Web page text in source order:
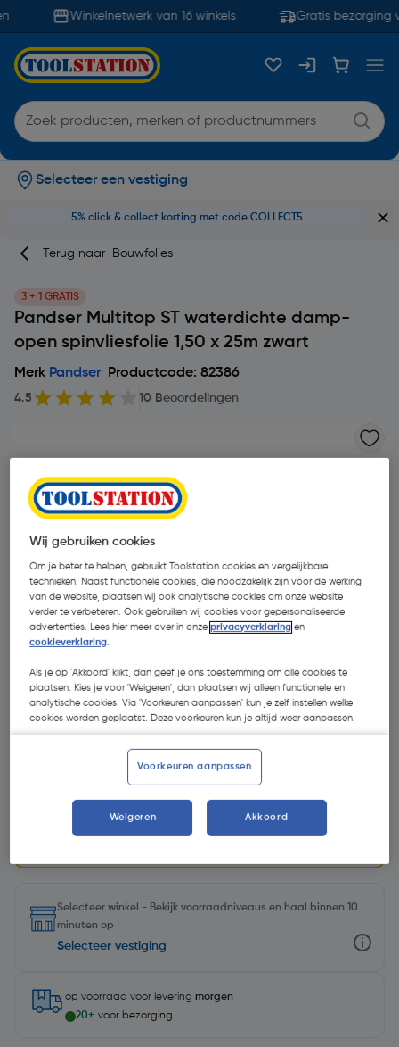
Winkelnetwerk van 16 winkels Gratis bezorging
Selecteer een vestiging
5% click & collect korting met code COLLECT5
Terug naar Bouwfolies
3 + 1 GRATIS
Pandser Multitop ST waterdichte damp-
open spinvliesfolie 1,50 x 25m zwart
Merk Pandser Productcode: 82386
4.5 10 Beoordelingen
€ 71,95| Excl. btw € 59,46€ 2,88/m
Voeg 4 stuks toe aan je winkelwagen en de korting
Selecteer winkel - Bekijk voorraadniveaus en haal binnen 10
minuten op
Selecteer vestiging
op voorraad voor levering morgen
20+ voor bezorging
Wij gebruiken cookies
Om je beter te helpen, gebruikt Toolstation cookies en vergelijkbare
technieken. Naast functionele cookies, die noodzakelijk zijn voor de werking
van de website, plaatsen wij ook analytische cookies om onze website
verder te verbeteren. Ook gebruiken wij cookies voor gepersonaliseerde
advertenties. Lees hier meer over in onzeprivacyverklaring en
cookieverklaring.
Als je op 'Akkoord' klikt, dan geef je ons toestemming om alle cookies te
plaatsen. Kies je voor 'Weigeren', dan plaatsen wij alleen functionele en
analytische cookies. Via 'Voorkeuren aanpassen' kun je zelf instellen welke
cookies worden geplaatst. Deze voorkeuren kun je altijd weer aanpassen.
Voorkeuren aanpassen
Weigeren Akkoord